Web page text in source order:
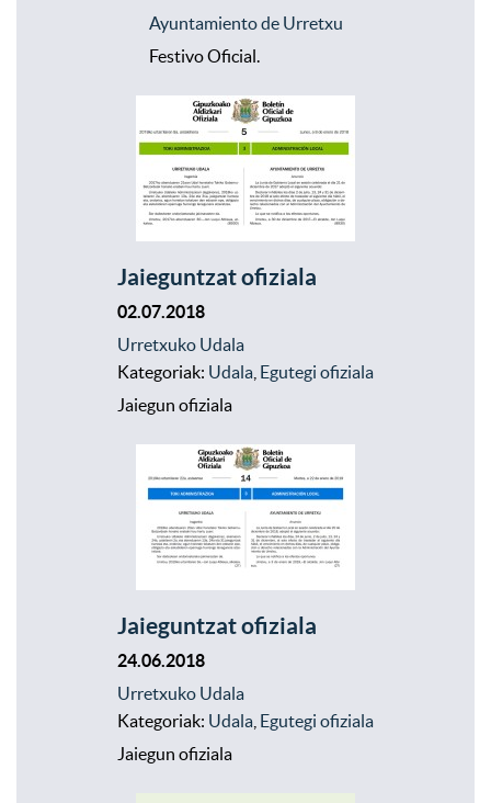
Ayuntamiento de Urretxu
Festivo Oficial.
Jaieguntzat ofiziala
02.07.2018
Urretxuko Udala
Kategoriak: Udala Egutegi ofiziala
Jaiegun ofiziala
Jaieguntzat ofiziala
24.06.2018
Urretxuko Udala
Kategoriak: Udala Egutegi ofiziala
Jaiegun ofiziala